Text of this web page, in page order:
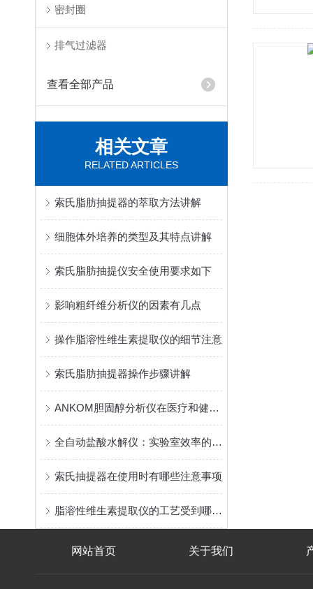
密封圈
排气过滤器
查看全部产品
相关文章
RELATED ARTICLES
索氏脂肪抽提器的萃取方法讲解
细胞体外培养的类型及其特点讲解
索氏脂肪抽提仪安全使用要求如下
影响粗纤维分析仪的因素有几点
操作脂溶性维生素提取仪的细节注意
索氏脂肪抽提器操作步骤讲解
ANKOM胆固醇分析仪在医疗和健康管理中具有重要作用
全自动盐酸水解仪：实验室效率的加速器？
索氏抽提器在使用时有哪些注意事项
脂溶性维生素提取仪的工艺受到哪些方面影响
网站首页 关于我们